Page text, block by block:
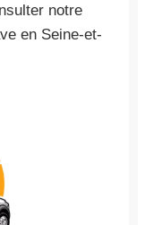
notre
en Seine-et-